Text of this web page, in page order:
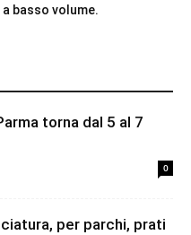
basso volume.
torna dal 5 al 7
0
per parchi, prati